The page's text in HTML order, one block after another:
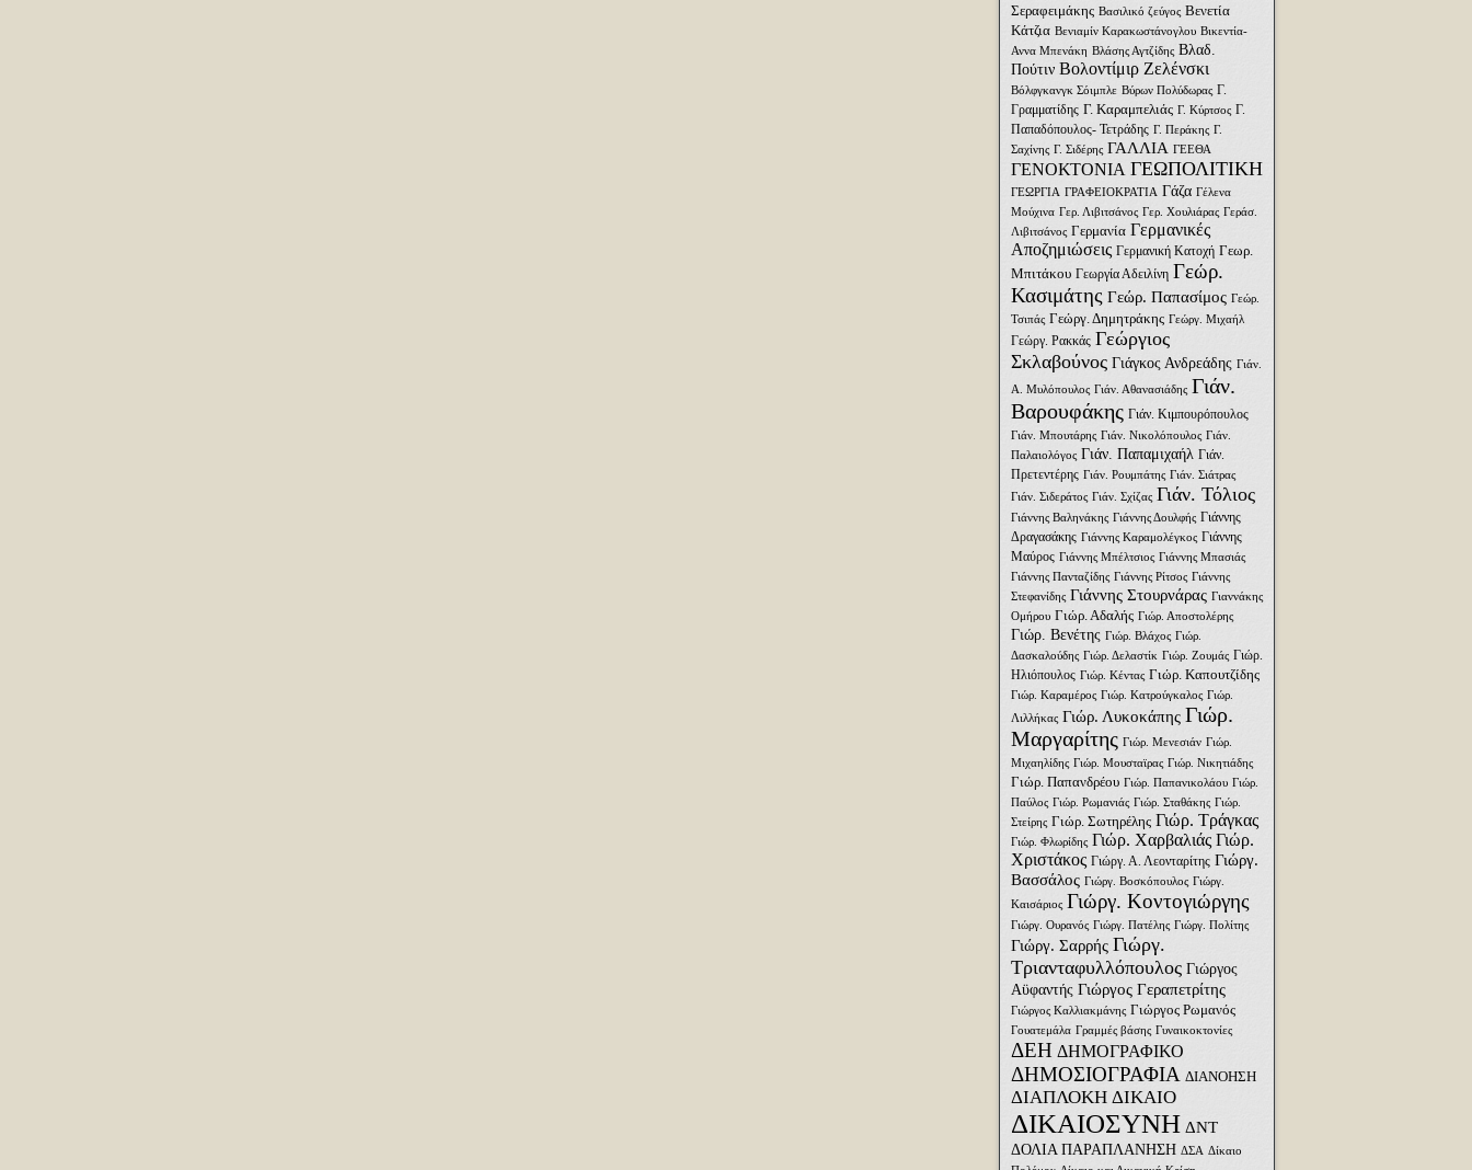
Σεραφειμάκης Βασιλικό ζεύγος Βενετία
Κάτζια Βενιαμίν Καρακωστάνογλου Βικεντία-
Αννα Μπενάκη Βλάσης Αγτζίδης Βλαδ.
Πούτιν Βολοντίμιρ Ζελένσκι
Βόλφγκανγκ Σόιμπλε Βύρων Πολύδωρας Γ.
Γραμματίδης Γ. Καραμπελιάς Γ. Κύρτσος Γ.
Παπαδόπουλος- Τετράδης Γ. Περάκης Γ.
Σαχίνης Γ. Σιδέρης ΓΑΛΛΙΑ ΓΕΕΘΑ
ΓΕΝΟΚΤΟΝΙΑ ΓΕΩΠΟΛΙΤΙΚΗ
ΓΕΩΡΓΙΑ ΓΡΑΦΕΙΟΚΡΑΤΙΑ Γάζα Γέλενα
Μούχινα Γερ. Λιβιτσάνος Γερ. Χουλιάρας Γεράσ.
Λιβιτσάνος Γερμανία Γερμανικές
Αποζημιώσεις Γερμανική Κατοχή Γεωρ.
Μπιτάκου Γεωργία Αδειλίνη Γεώρ.
Κασιμάτης Γεώρ. Παπασίμος Γεώρ.
Τσιπάς Γεώργ. Δημητράκης Γεώργ. Μιχαήλ
Γεώργ. Ρακκάς Γεώργιος
Σκλαβούνος Γιάγκος Ανδρεάδης Γιάν.
Α. Μυλόπουλος Γιάν. Αθανασιάδης Γιάν.
Βαρουφάκης Γιάν. Κιμπουρόπουλος
Γιάν. Μπουτάρης Γιάν. Νικολόπουλος Γιάν.
Παλαιολόγος Γιάν. Παπαμιχαήλ Γιάν.
Πρετεντέρης Γιάν. Ρουμπάτης Γιάν. Σιάτρας
Γιάν. Σιδεράτος Γιάν. Σχίζας Γιάν. Τόλιος
Γιάννης Βαληνάκης Γιάννης Δουλφής Γιάννης
Δραγασάκης Γιάννης Καραμολέγκος Γιάννης
Μαύρος Γιάννης Μπέλτσιος Γιάννης Μπασιάς
Γιάννης Πανταζίδης Γιάννης Ρίτσος Γιάννης
Στεφανίδης Γιάννης Στουρνάρας Γιαννάκης
Ομήρου Γιώρ. Αδαλής Γιώρ. Αποστολέρης
Γιώρ. Βενέτης Γιώρ. Βλάχος Γιώρ.
Δασκαλούδης Γιώρ. Δελαστίκ Γιώρ. Ζουμάς Γιώρ.
Ηλιόπουλος Γιώρ. Κέντας Γιώρ. Καπουτζίδης
Γιώρ. Καραμέρος Γιώρ. Κατρούγκαλος Γιώρ.
Λιλλήκας Γιώρ. Λυκοκάπης Γιώρ.
Μαργαρίτης Γιώρ. Μενεσιάν Γιώρ.
Μιχαηλίδης Γιώρ. Μουσταϊρας Γιώρ. Νικητιάδης
Γιώρ. Παπανδρέου Γιώρ. Παπανικολάου Γιώρ.
Παύλος Γιώρ. Ρωμανιάς Γιώρ. Σταθάκης Γιώρ.
Στείρης Γιώρ. Σωτηρέλης Γιώρ. Τράγκας
Γιώρ. Φλωρίδης Γιώρ. Χαρβαλιάς Γιώρ.
Χριστάκος Γιώργ. Α. Λεονταρίτης Γιώργ.
Βασσάλος Γιώργ. Βοσκόπουλος Γιώργ.
Καισάριος Γιώργ. Κοντογιώργης
Γιώργ. Ουρανός Γιώργ. Πατέλης Γιώργ. Πολίτης
Γιώργ. Σαρρής Γιώργ.
Τριανταφυλλόπουλος Γιώργος
Αϋφαντής Γιώργος Γεραπετρίτης
Γιώργος Καλλιακμάνης Γιώργος Ρωμανός
Γουατεμάλα Γραμμές βάσης Γυναικοκτονίες
ΔΕΗ ΔΗΜΟΓΡΑΦΙΚΟ
ΔΗΜΟΣΙΟΓΡΑΦΙΑ ΔΙΑΝΟΗΣΗ
ΔΙΑΠΛΟΚΗ ΔΙΚΑΙΟ
ΔΙΚΑΙΟΣΥΝΗ ΔΝΤ
ΔΟΛΙΑ ΠΑΡΑΠΛΑΝΗΣΗ ΔΣΑ Δίκαιο